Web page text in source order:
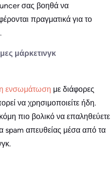
σας βοηθά να
πραγματικά για το
μάρκετινγκ
ενσωμάτωση με διάφορες
να χρησιμοποιείτε ήδη.
πιο βολικό να επαληθεύετε
spam απευθείας μέσα από τα